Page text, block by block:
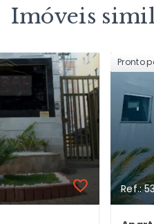
Imóveis
Pronto
Ref.: